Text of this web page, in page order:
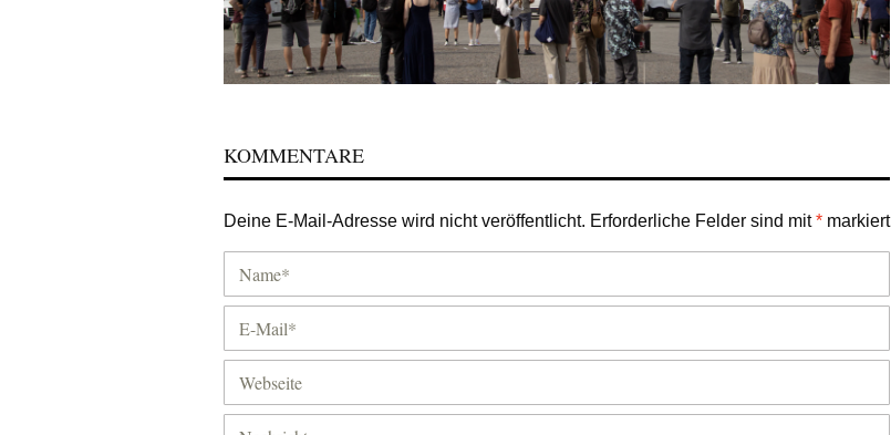
KOMMENTARE
Deine E-Mail-Adresse wird nicht veröffentlicht. Erforderliche Felder sind mit* markiert